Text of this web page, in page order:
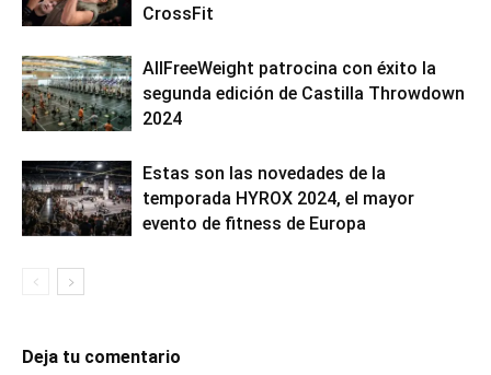
CrossFit
AllFreeWeight patrocina con éxito la
segunda edición de Castilla Throwdown
2024
Estas son las novedades de la
temporada HYROX 2024, el mayor
evento de fitness de Europa
Deja tu comentario